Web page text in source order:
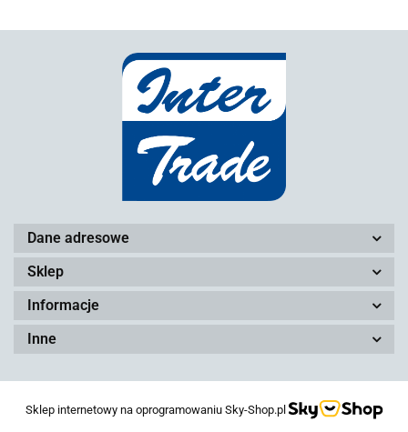
Dane adresowe
Sklep
Informacje
Inne
Sklep internetowy na oprogramowaniu Sky-Shop.pl